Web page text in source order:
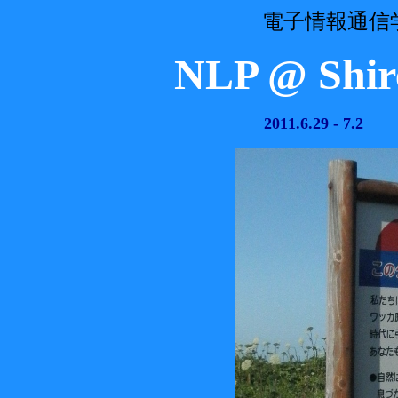
電子情報通信
NLP @
2011.6.29 - 7.2